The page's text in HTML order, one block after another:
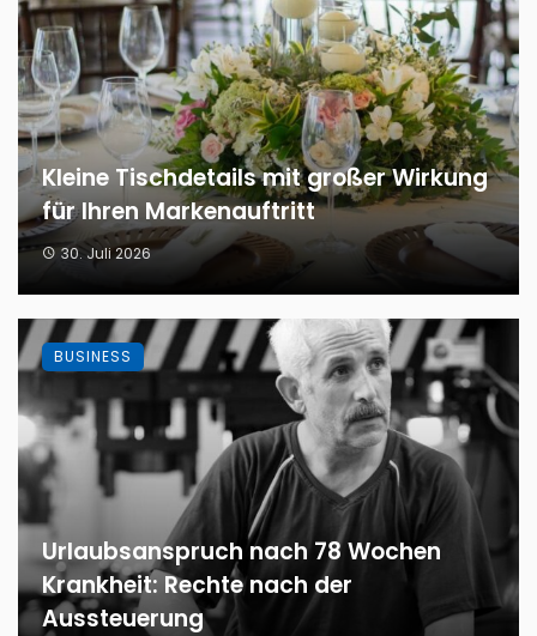
Kleine Tischdetails mit großer Wirkung
für Ihren Markenauftritt
30. Juli 2026
Urlaubsanspruch nach 78 Wochen
Krankheit: Rechte nach der
Aussteuerung
BUSINESS